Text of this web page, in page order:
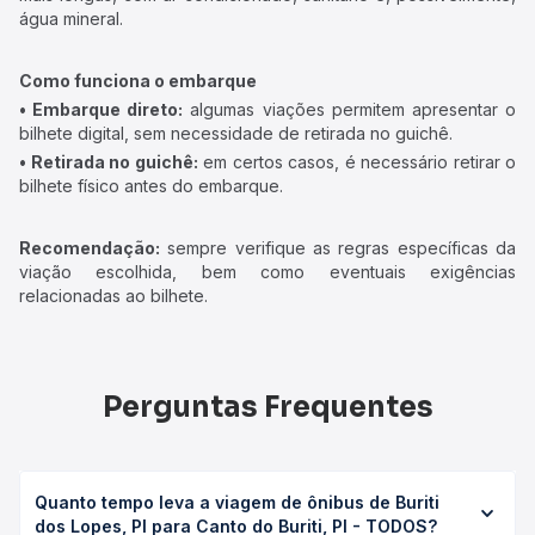
água mineral.
Como funciona o embarque
• Embarque direto: algumas viações permitem apresentar o
bilhete digital, sem necessidade de retirada no guichê.
• Retirada no guichê: em certos casos, é necessário retirar o
bilhete físico antes do embarque.
Recomendação: sempre verifique as regras específicas da
viação escolhida, bem como eventuais exigências
relacionadas ao bilhete.
Perguntas Frequentes
Quanto tempo leva a viagem de ônibus de Buriti
dos Lopes, PI para Canto do Buriti, PI - TODOS?